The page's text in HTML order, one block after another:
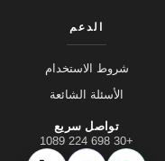
الدعم
شروط الاستخدام
الأسئلة الشائعة
تواصل سريع
+30 698 224 1089